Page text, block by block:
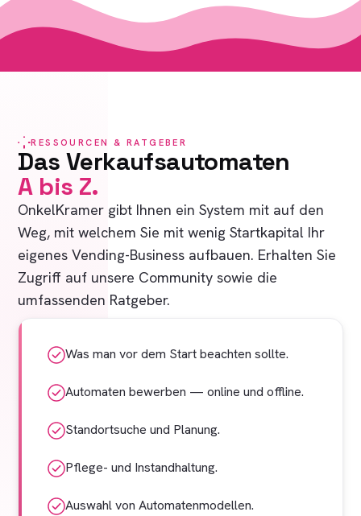
RESSOURCEN & RATGEBER
Das Verkaufsautomaten
A bis Z.
OnkelKramer gibt Ihnen ein System mit auf den
Weg, mit welchem Sie mit wenig Startkapital Ihr
eigenes Vending-Business aufbauen. Erhalten Sie
Zugriff auf unsere Community sowie die
umfassenden Ratgeber.
Was man vor dem Start beachten sollte.
Automaten bewerben — online und offline.
Standortsuche und Planung.
Pflege- und Instandhaltung.
Auswahl von Automatenmodellen.